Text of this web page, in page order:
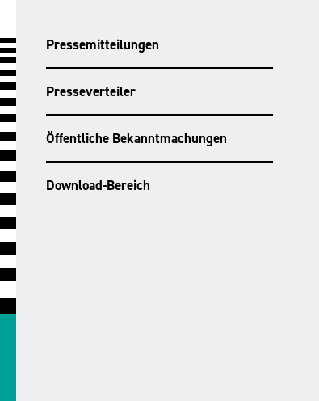
Pressemitteilungen
Presseverteiler
Öffentliche Bekanntmachungen
Download-Bereich